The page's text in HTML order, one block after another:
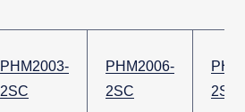
PHM2003-
2SC
PHM2006-
2SC
2SC